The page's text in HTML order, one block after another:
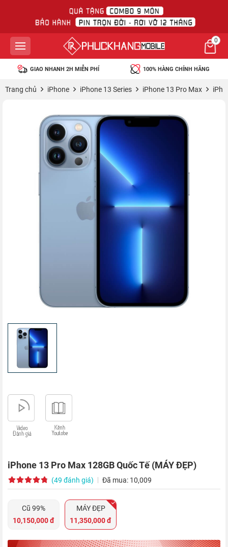
0
2H MIỄN PHÍ 100% HÀNG CHÍNH HÃNG 45
Trang chủ iPhone iPhone 13 Series iPhone 13 Pro Max
iPhone 13 Pro Max 128GB Quốc Tế (MÁY ĐẸP)
(49 đánh giá) Đã mua: 10,009
Cũ 99%
10,150,000 đ
MÁY ĐẸP
11,350,000 đ